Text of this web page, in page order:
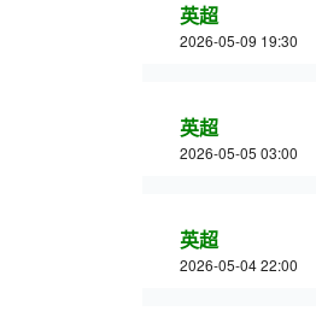
英超
2026-05-09 19:30
英超
2026-05-05 03:00
英超
2026-05-04 22:00